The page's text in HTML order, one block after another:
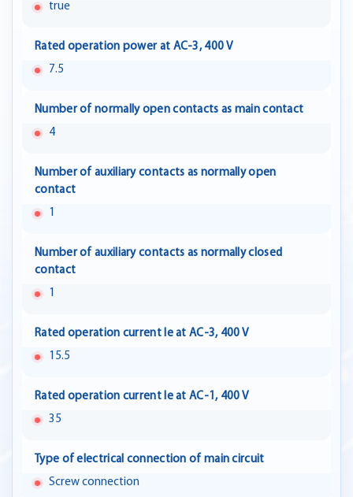
true
Rated operation power at AC-3, 400 V
7.5
Number of normally open contacts as main contact
4
Number of auxiliary contacts as normally open
contact
1
Number of auxiliary contacts as normally closed
contact
1
Rated operation current Ie at AC-3, 400 V
15.5
Rated operation current Ie at AC-1, 400 V
35
Type of electrical connection of main circuit
Screw connection